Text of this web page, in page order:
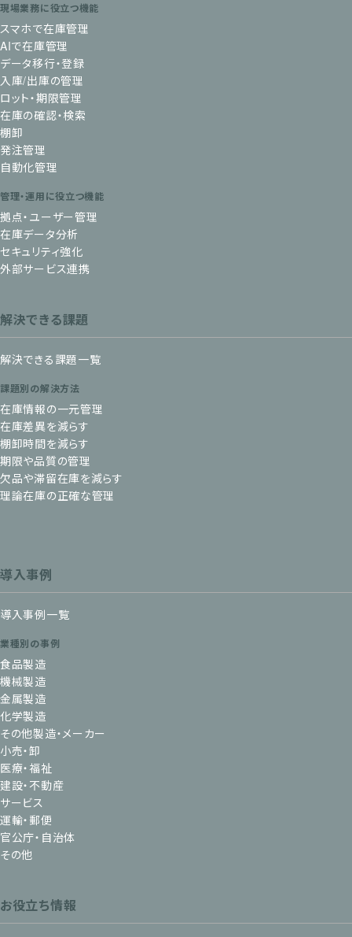
現場業務に役立つ機能
スマホで在庫管理
AIで在庫管理
データ移行・登録
入庫/出庫の管理
ロット・期限管理
在庫の確認・検索
棚卸
発注管理
自動化管理
管理・運用に役立つ機能
拠点・ユーザー管理
在庫データ分析
セキュリティ強化
外部サービス連携
解決できる課題
解決できる課題一覧
課題別の解決方法
在庫情報の一元管理
在庫差異を減らす
棚卸時間を減らす
期限や品質の管理
欠品や滞留在庫を減らす
理論在庫の正確な管理
導入事例
導入事例一覧
業種別の事例
食品製造
機械製造
金属製造
化学製造
その他製造・メーカー
小売・卸
医療・福祉
建設・不動産
サービス
運輸・郵便
官公庁・自治体
その他
お役立ち情報